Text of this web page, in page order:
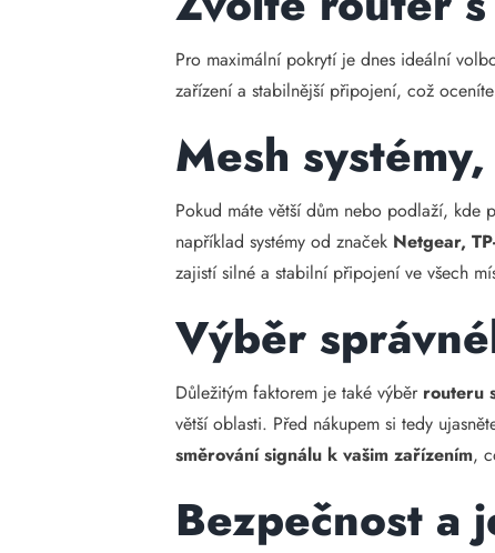
Pro maximální pokrytí je dnes ideální
zařízení a stabilnější připojení, což
Mesh
Pokud máte větší dům nebo podlaží, kde
například systémy od značek Netgear,
zajistí silné a stabilní připojení ve všech
Výběr
Důležitým faktorem je také výběr routeru
větší oblasti. Před nákupem si tedy
směrování signálu k vašim zařízením,
Bezpečnost a